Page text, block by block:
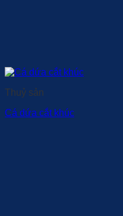
Thuỷ sản
Cá dứa cắt khúc